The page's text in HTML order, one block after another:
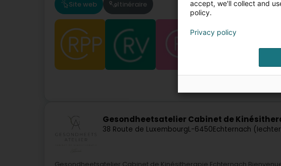
Site web Itinéraire
Gesondheetsatelier Cabinet de
38 Route de LuxembourgL-6450Echternach
Gesondheetsatelier Cabinet de Kinésitherapie Echternach
accept, we'll collect and
policy.
Privacy policy